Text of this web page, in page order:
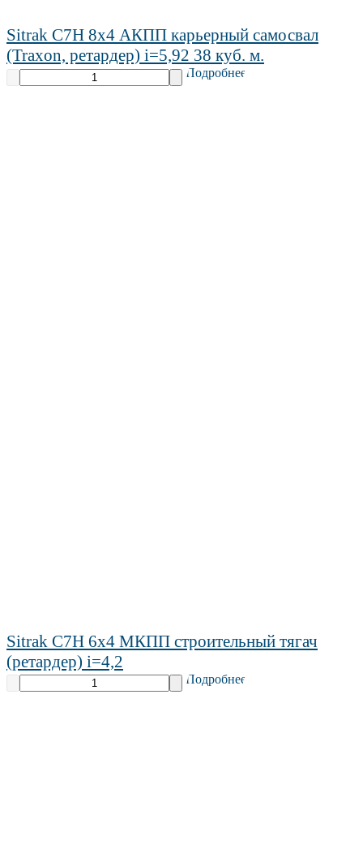
Sitrak C7H 8х4 АКПП карьерный самосвал
(Traxon, ретардер) i=5,92 38 куб. м.
Подробнее
Sitrak C7H 6х4 МКПП строительный тягач
(ретардер) i=4,2
Подробнее